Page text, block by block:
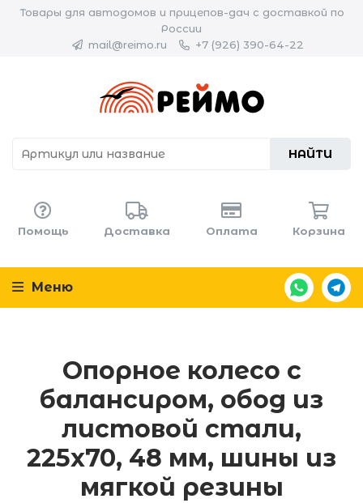
Товары для автодомов и прицепов-дач с доставкой по
России
mail@reimo.ru
+7 (926) 390-64-22
НАЙТИ
Помощь Доставка Оплата Корзина
Меню
Опорное колесо с
балансиром, обод из
листовой стали,
225x70, 48 мм, шины из
мягкой резины